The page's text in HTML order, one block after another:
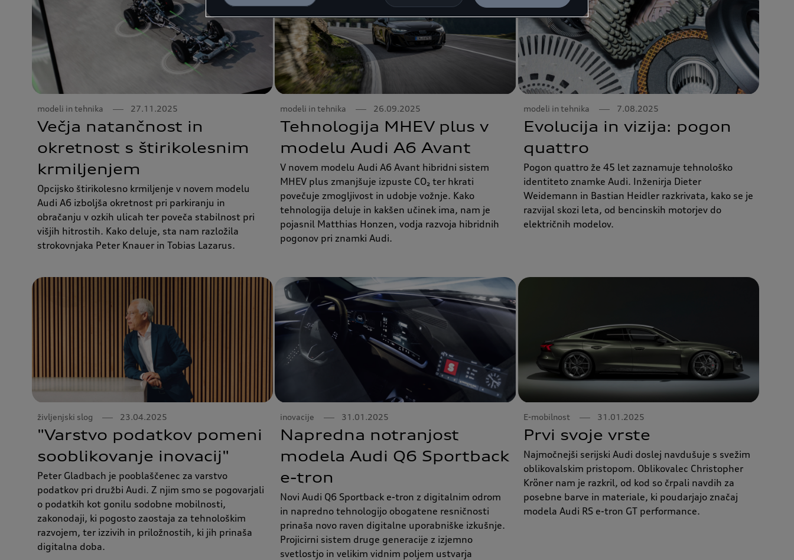
modeli in tehnika 27.11.2025
Večja natančnost in
okretnost s štirikolesnim
krmiljenjem
Opcijsko štirikolesno krmiljenje v novem modelu
Audi A6 izboljša okretnost pri parkiranju in
obračanju v ozkih ulicah ter poveča stabilnost pri
višjih hitrostih. Kako deluje, sta nam razložila
strokovnjaka Peter Knauer in Tobias Lazarus.
modeli in tehnika 26.09.2025
Tehnologija MHEV plus v
modelu Audi A6 Avant
V novem modelu Audi A6 Avant hibridni sistem
MHEV plus zmanjšuje izpuste CO₂ ter hkrati
povečuje zmogljivost in udobje vožnje. Kako
tehnologija deluje in kakšen učinek ima, nam je
pojasnil Matthias Honzen, vodja razvoja hibridnih
pogonov pri znamki Audi.
modeli in tehnika 7.08.2025
Evolucija in vizija: pogon
quattro
Pogon quattro že 45 let zaznamuje tehnološko
identiteto znamke Audi. Inženirja Dieter
Weidemann in Bastian Heidler razkrivata, kako se je
razvijal skozi leta, od bencinskih motorjev do
električnih modelov.
življenjski slog 23.04.2025
"Varstvo podatkov pomeni
sooblikovanje inovacij"
Peter Gladbach je pooblaščenec za varstvo
podatkov pri družbi Audi. Z njim smo se pogovarjali
o podatkih kot gonilu sodobne mobilnosti,
zakonodaji, ki pogosto zaostaja za tehnološkim
razvojem, ter izzivih in priložnostih, ki jih prinaša
digitalna doba.
inovacije 31.01.2025
Napredna notranjost
modela Audi Q6 Sportback
e-tron
Novi Audi Q6 Sportback e-tron z digitalnim odrom
in napredno tehnologijo obogatene resničnosti
prinaša novo raven digitalne uporabniške izkušnje.
Projicirni sistem druge generacije z izjemno
svetlostjo in velikim vidnim poljem ustvarja
E-mobilnost 31.01.2025
Prvi svoje vrste
Najmočnejši serijski Audi doslej navdušuje s svežim
oblikovalskim pristopom. Oblikovalec Christopher
Kröner nam je razkril, od kod so črpali navdih za
posebne barve in materiale, ki poudarjajo značaj
modela Audi RS e-tron GT performance.